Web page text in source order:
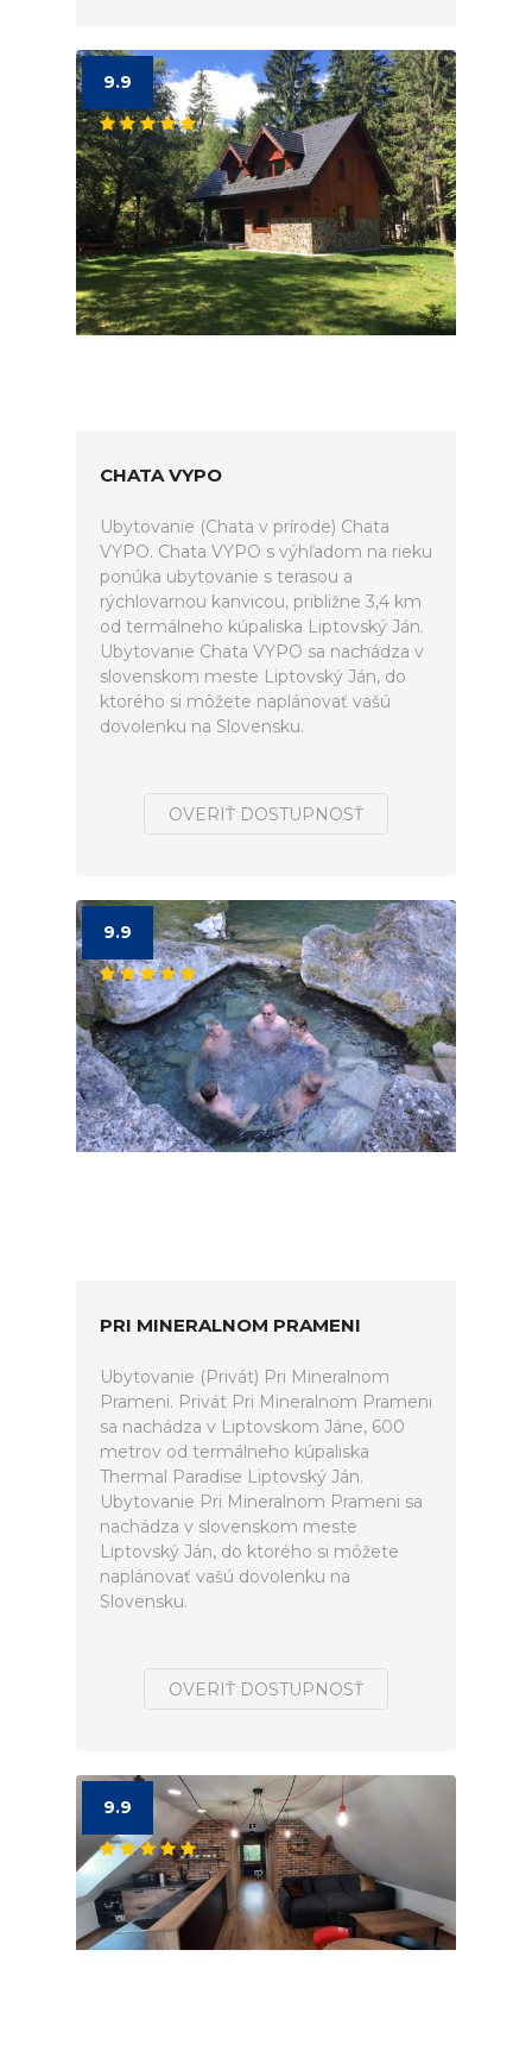
9.9
CHATA VYPO
Ubytovanie (Chata v prírode) Chata
VYPO. Chata VYPO s výhľadom na rieku
ponúka ubytovanie s terasou a
rýchlovarnou kanvicou, približne 3,4 km
od termálneho kúpaliska Liptovský Ján.
Ubytovanie Chata VYPO sa nachádza v
slovenskom meste Liptovský Ján, do
ktorého si môžete naplánovať vašú
dovolenku na Slovensku.
OVERIŤ DOSTUPNOSŤ
9.9
PRI MINERALNOM PRAMENI
Ubytovanie (Privát) Pri Mineralnom
Prameni. Privát Pri Mineralnom Prameni
sa nachádza v Liptovskom Jáne, 600
metrov od termálneho kúpaliska
Thermal Paradise Liptovský Ján.
Ubytovanie Pri Mineralnom Prameni sa
nachádza v slovenskom meste
Liptovský Ján, do ktorého si môžete
naplánovať vašú dovolenku na
Slovensku.
OVERIŤ DOSTUPNOSŤ
9.9